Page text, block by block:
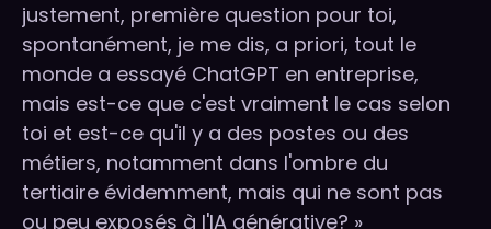
justement, première question pour toi,
spontanément, je me dis, a priori, tout le
monde a essayé ChatGPT en entreprise,
mais est-ce que c'est vraiment le cas selon
toi et est-ce qu'il y a des postes ou des
métiers, notamment dans l'ombre du
tertiaire évidemment, mais qui ne sont pas
ou peu exposés à l'IA générative? »